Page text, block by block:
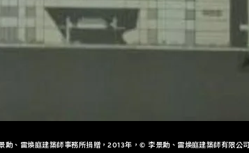
勳、雷煥庭建築師事務所捐贈，2013年，© 李景勳、雷煥庭建築師有限公司